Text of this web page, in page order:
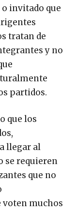
invitado que
tratan de
y no
partidos.
que los
llegar al
se requieren
que no
voten muchos